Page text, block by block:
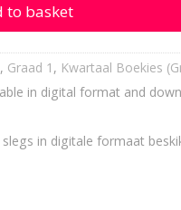
to basket
, Graad 1 , Kwartaal Boekies
in digital format and
in digitale formaat